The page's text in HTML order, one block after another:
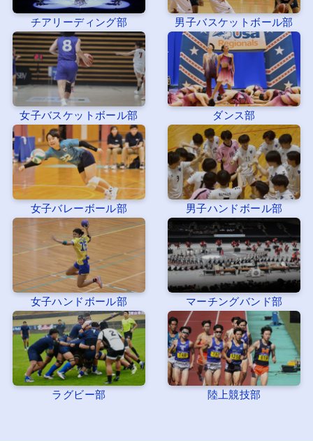
チアリーディング部 男子バスケットボール部
女子バスケットボール部 ダンス部
女子バレーボール部 男子ハンドボール部
女子ハンドボール部 マーチングバンド部
ラグビー部 陸上競技部